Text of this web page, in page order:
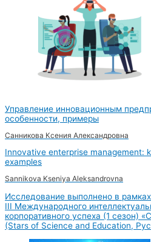
Управление инновационным
особенности, примеры
Санникова Ксения Александровна
Innovative enterprise management:
examples
Sannikova Kseniya Aleksandrovna
Исследование выполнено в
III Международного
корпоративного успеха (1 сезон)
(Stars of Science and Education,